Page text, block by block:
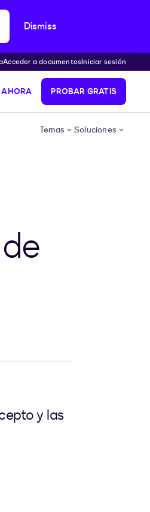
Dismiss
Acceder a documentosIniciar sesión
PROBAR GRATIS
Temas Soluciones
y las